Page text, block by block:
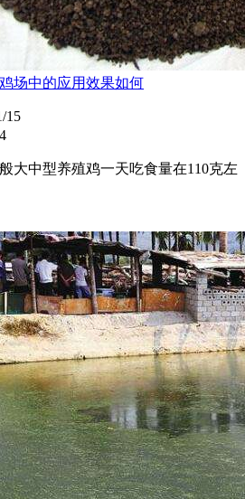
场中的应用效果如何
15
大中型养殖鸡一天吃食量在110克左